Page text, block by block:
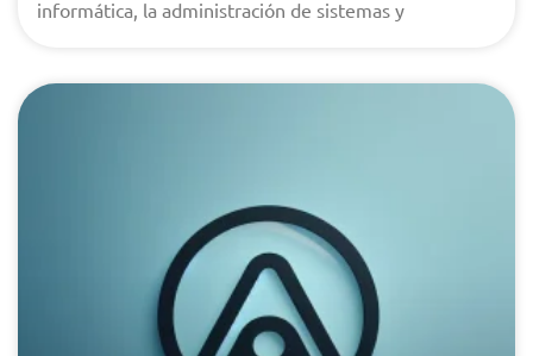
informática, la administración de sistemas y